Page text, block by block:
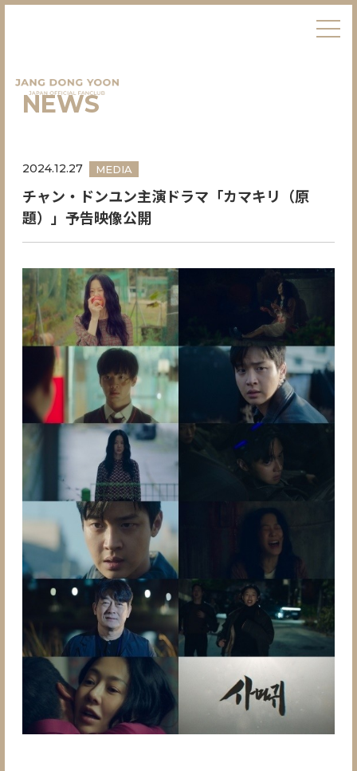
NEWS
2024.12.27 MEDIA
チャン・ドンユン主演ドラマ「カマキリ（原
題）」予告映像公開